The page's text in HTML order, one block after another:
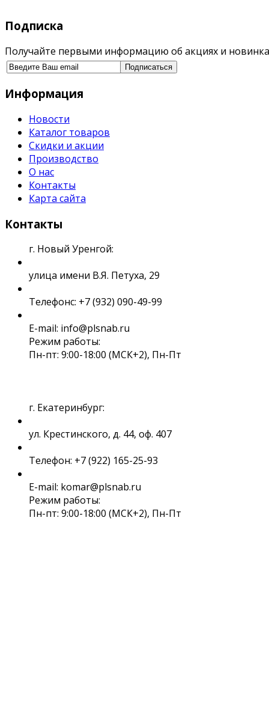
Подписка
Получайте первыми информацию об акциях и
Информация
Новости
Каталог товаров
Скидки и акции
Производство
О нас
Контакты
Карта сайта
Контакты
г. Новый Уренгой:
улица имени В.Я. Петуха, 29
Телефонс: +7 (932) 090-49-99
E-mail: info@plsnab.ru
Режим работы:
Пн-пт: 9:00-18:00 (МСК+2), Пн-Пт
г. Екатеринбург:
ул. Крестинского, д. 44, оф. 407
Телефон: +7 (922) 165-25-93
E-mail: komar@plsnab.ru
Режим работы:
Пн-пт: 9:00-18:00 (МСК+2), Пн-Пт